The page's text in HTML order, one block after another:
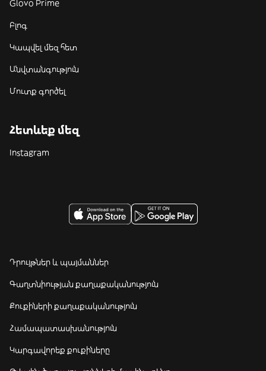
Glovo Prime
Բլոգ
Կապվել մեզ հետ
Անվտանգություն
Մուտք գործել
Հետևեք մեզ
Instagram
Դրույթներ և պայմաններ
Գաղտնիության քաղաքականություն
Քուքիների քաղաքականություն
Համապատասխանություն
Կարգավորեք քուքիները